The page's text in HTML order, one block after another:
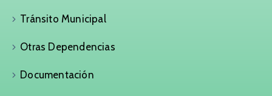
Tránsito Municipal
Otras Dependencias
Documentación